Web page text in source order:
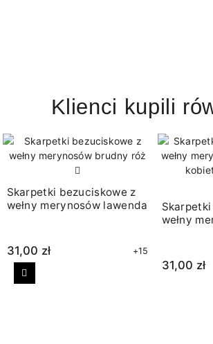
Klienci kupili
Skarpetki bezuciskowe z
wełny merynosów lawenda
31,00 zł +15
wełny
31,00 zł
Poprzedni